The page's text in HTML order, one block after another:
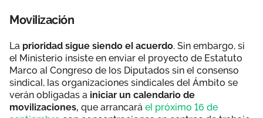
Movilización
La prioridad sigue siendo el acuerdo. Sin embargo, si
el Ministerio insiste en enviar el proyecto de Estatuto
Marco al Congreso de los Diputados sin el consenso
sindical, las organizaciones sindicales del Ámbito se
verán obligadas a iniciar un calendario de
movilizaciones, que arrancará el próximo 16 de